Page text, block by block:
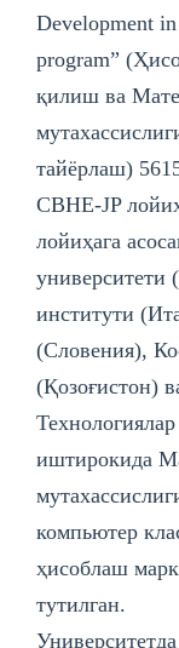
Development
program”
қилиш ва
тайёрлаш)
CBHE-JP
лойиҳага
университети
институти
(Словения),
(Қозоғистон)
иштирокида
компьютер
ҳисоблаш
тутилган.